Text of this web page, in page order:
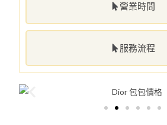
營業時間
服務流程